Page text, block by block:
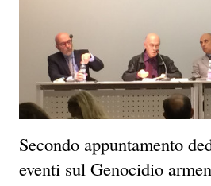
Secondo appuntamento
eventi sul Genocidio